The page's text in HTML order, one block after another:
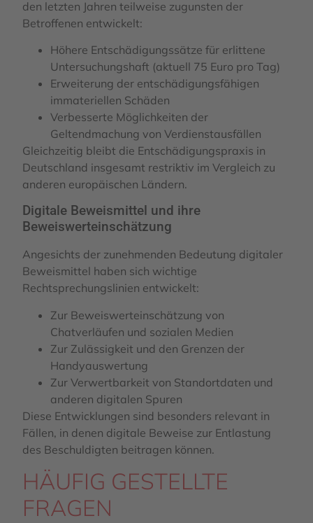
den letzten Jahren teilweise zugunsten der
Betroffenen entwickelt:
Höhere Entschädigungssätze für erlittene
Untersuchungshaft (aktuell 75 Euro pro Tag)
Erweiterung der entschädigungsfähigen
immateriellen Schäden
Verbesserte Möglichkeiten der
Geltendmachung von Verdienstausfällen
Gleichzeitig bleibt die Entschädigungspraxis in
Deutschland insgesamt restriktiv im Vergleich zu
anderen europäischen Ländern.
Digitale Beweismittel und ihre
Beweiswerteinschätzung
Angesichts der zunehmenden Bedeutung digitaler
Beweismittel haben sich wichtige
Rechtsprechungslinien entwickelt:
Zur Beweiswerteinschätzung von
Chatverläufen und sozialen Medien
Zur Zulässigkeit und den Grenzen der
Handyauswertung
Zur Verwertbarkeit von Standortdaten und
anderen digitalen Spuren
Diese Entwicklungen sind besonders relevant in
Fällen, in denen digitale Beweise zur Entlastung
des Beschuldigten beitragen können.
HÄUFIG GESTELLTE
FRAGEN